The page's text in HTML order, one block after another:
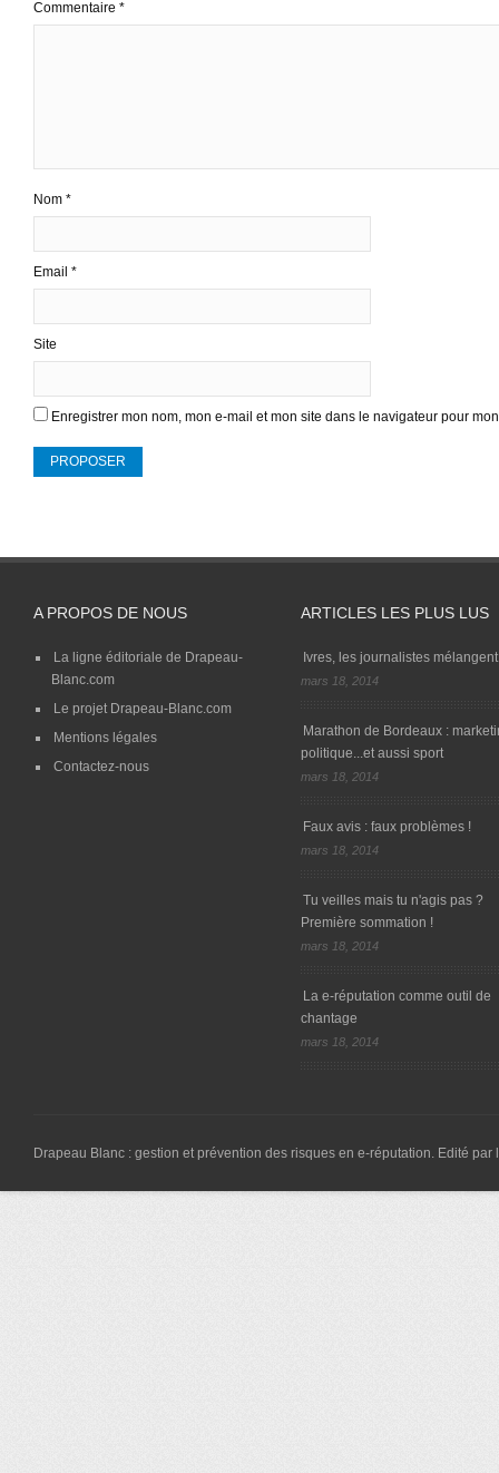
Commentaire *
Nom *
Email *
Site
Enregistrer mon nom, mon e-mail et mon site dans le navigateur pour
A PROPOS DE NOUS
La ligne éditoriale de Drapeau-
Blanc.com
Le projet Drapeau-Blanc.com
Mentions légales
Contactez-nous
ARTICLES LES PLUS LUS
Ivres, les journalistes
mars 18, 2014
Marathon de Bordeaux :
politique...et aussi sport
mars 18, 2014
Faux avis : faux problèmes !
mars 18, 2014
Tu veilles mais tu n'agis pas ?
Première sommation !
mars 18, 2014
La e-réputation comme outil de
chantage
mars 18, 2014
Drapeau Blanc : gestion et prévention des risques en e-réputation. Edité